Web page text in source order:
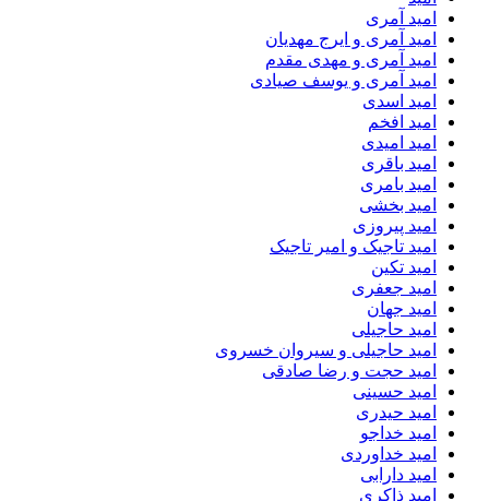
امید آمری
امید آمری و ایرج مهدیان
امید آمری و مهدی مقدم
امید آمری و یوسف صیادی
امید اسدی
امید افخم
امید امیدی
امید باقری
امید بامری
امید بخشی
امید پیروزی
امید تاجیک و امیر تاجیک
امید تکین
امید جعفری
امید جهان
امید حاجیلی
امید حاجیلی و سیروان خسروی
امید حجت و رضا صادقی
امید حسینی
امید حیدری
امید خداجو
امید خداوردی
امید دارابی
امید ذاکری